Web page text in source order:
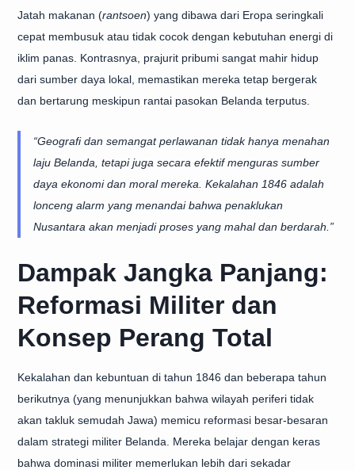
Jatah makanan (rantsoen) yang dibawa dari Eropa seringkali
cepat membusuk atau tidak cocok dengan kebutuhan energi di
iklim panas. Kontrasnya, prajurit pribumi sangat mahir hidup
dari sumber daya lokal, memastikan mereka tetap bergerak
dan bertarung meskipun rantai pasokan Belanda terputus.
“Geografi dan semangat perlawanan tidak hanya menahan
laju Belanda, tetapi juga secara efektif menguras sumber
daya ekonomi dan moral mereka. Kekalahan 1846 adalah
lonceng alarm yang menandai bahwa penaklukan
Nusantara akan menjadi proses yang mahal dan berdarah.”
Dampak Jangka Panjang:
Reformasi Militer dan
Konsep Perang Total
Kekalahan dan kebuntuan di tahun 1846 dan beberapa tahun
berikutnya (yang menunjukkan bahwa wilayah periferi tidak
akan takluk semudah Jawa) memicu reformasi besar-besaran
dalam strategi militer Belanda. Mereka belajar dengan keras
bahwa dominasi militer memerlukan lebih dari sekadar